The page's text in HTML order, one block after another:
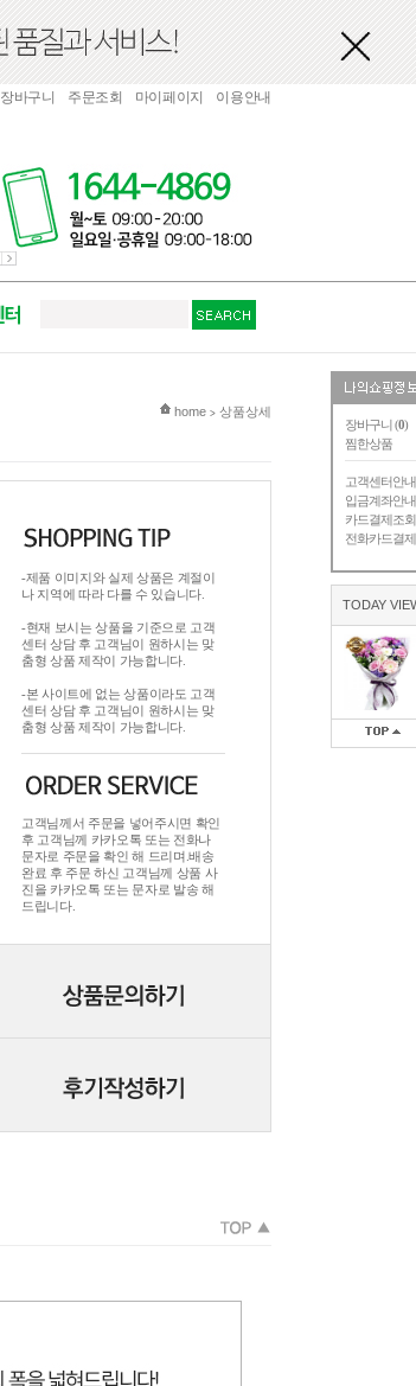
장바구니 (0)
찜한상품
고객센터안내
입금계좌안내
카드결제조회
전화카드결제
TODAY
장바구니 주문조회 마이페이지 이용안내
현재 위치
home > 상품상세
-제품 이미지와 실제 상품은 계절이
나 지역에 따라 다를 수 있습니다.
-현재 보시는 상품을 기준으로 고객
센터 상담 후 고객님이 원하시는 맞
춤형 상품 제작이 가능합니다.
-본 사이트에 없는 상품이라도 고객
센터 상담 후 고객님이 원하시는 맞
춤형 상품 제작이 가능합니다.
고객님께서 주문을 넣어주시면 확인
후 고객님께 카카오톡 또는 전화나
문자로 주문을 확인 해 드리며.배송
완료 후 주문 하신 고객님께 상품 사
진을 카카오톡 또는 문자로 발송 해
드립니다.